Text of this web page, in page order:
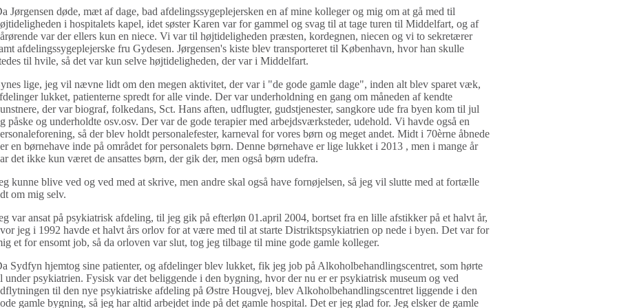
Jørgensen døde, mæt af dage, bad afdelingssygeplejersken en af mine kolleger og mig om at gå med til
i hospitalets kapel, idet søster Karen var for gammel og svag til at tage turen til Middelfart, og af
var der ellers kun en niece. Vi var til højtideligheden præsten, kordegnen, niecen og vi to sekretærer
afdelingssygeplejerske fru Gydesen. Jørgensen's kiste blev transporteret til København, hvor han skulle
til hvile, så det var kun selve højtideligheden, der var i Middelfart.
lige, jeg vil nævne lidt om den megen aktivitet, der var i "de gode gamle dage", inden alt blev sparet væk,
lukket, patienterne spredt for alle vinde. Der var underholdning en gang om måneden af kendte
der var biograf, folkedans, Sct. Hans aften, udflugter, gudstjenester, sangkore ude fra byen kom til jul
påske og underholdte osv.osv. Der var de gode terapier med arbejdsværksteder, udehold. Vi havde også en
så der blev holdt personalefester, karneval for vores børn og meget andet. Midt i 70èrne åbnede
en børnehave inde på området for personalets børn. Denne børnehave er lige lukket i 2013 , men i mange år
det ikke kun været de ansattes børn, der gik der, men også børn udefra.
kunne blive ved og ved med at skrive, men andre skal også have fornøjelsen, så jeg vil slutte med at fortælle
om mig selv.
var ansat på psykiatrisk afdeling, til jeg gik på efterløn 01.april 2004, bortset fra en lille afstikker på et halvt år,
jeg i 1992 havde et halvt års orlov for at være med til at starte Distriktspsykiatrien op nede i byen. Det var for
et for ensomt job, så da orloven var slut, tog jeg tilbage til mine gode gamle kolleger.
Sydfyn hjemtog sine patienter, og afdelinger blev lukket, fik jeg job på Alkoholbehandlingscentret, som hørte
under psykiatrien. Fysisk var det beliggende i den bygning, hvor der nu er er psykiatrisk museum og ved
til den nye psykiatriske afdeling på Østre Hougvej, blev Alkoholbehandlingscentret liggende i den
gamle bygning, så jeg har altid arbejdet inde på det gamle hospital. Det er jeg glad for. Jeg elsker de gamle